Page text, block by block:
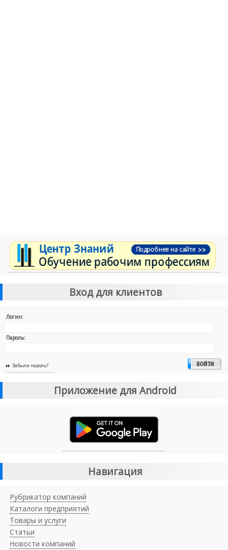
Вход для клиентов
Логин:
Пароль:
Забыли пароль?
Приложение для Android
Навигация
Рубрикатор компаний
Каталоги предприятий
Товары и услуги
Статьи
Новости компаний